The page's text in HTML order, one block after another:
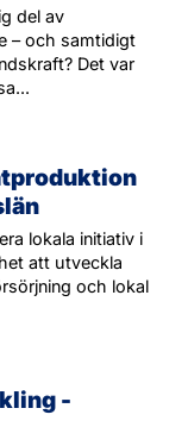
del av
– och samtidigt
Det var
lokala initiativ i
att utveckla
och lokal
-